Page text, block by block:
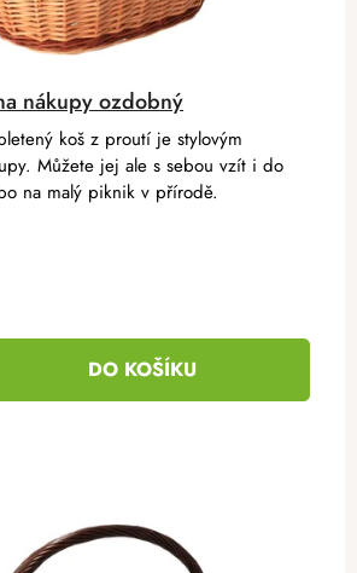
nákupy ozdobný
DO KOŠÍKU
koš z proutí je stylovým
Můžete jej ale s sebou vzít i do
na malý piknik v přírodě.